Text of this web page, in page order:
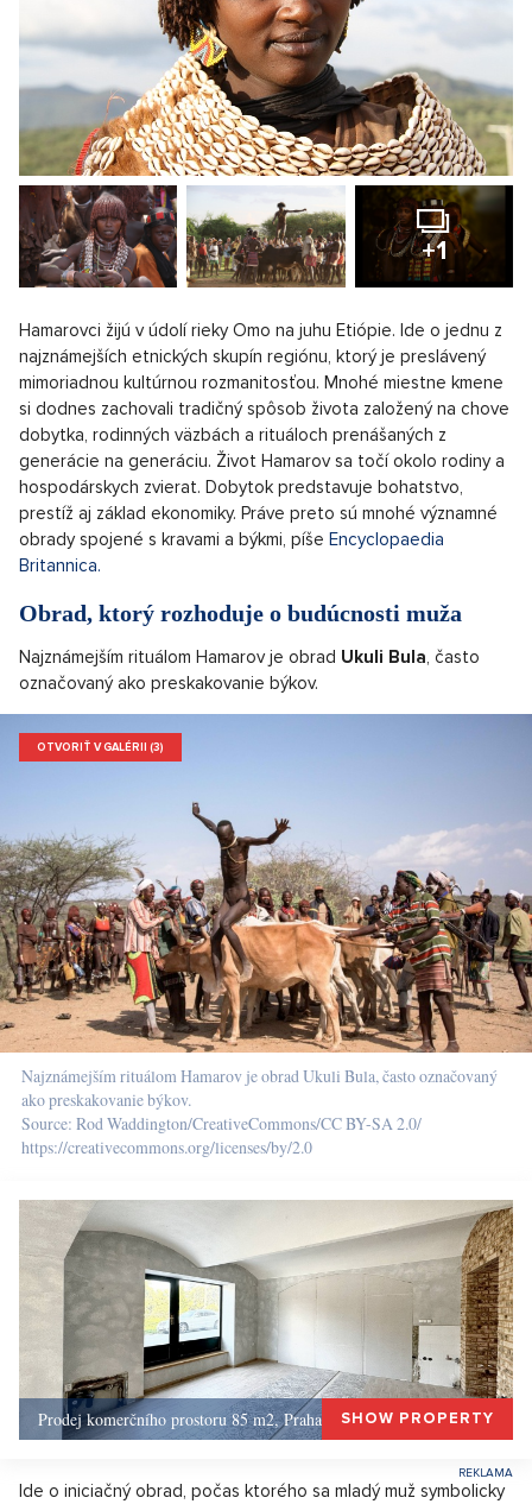
+1
Hamarovci žijú v údolí rieky Omo na juhu Etiópie. Ide o jednu z
najznámejších etnických skupín regiónu, ktorý je preslávený
mimoriadnou kultúrnou rozmanitosťou. Mnohé miestne kmene
si dodnes zachovali tradičný spôsob života založený na chove
dobytka, rodinných väzbách a rituáloch prenášaných z
generácie na generáciu. Život Hamarov sa točí okolo rodiny a
hospodárskych zvierat. Dobytok predstavuje bohatstvo,
prestíž aj základ ekonomiky. Práve preto sú mnohé významné
obrady spojené s kravami a býkmi, píše Encyclopaedia
Britannica.
Obrad, ktorý rozhoduje o budúcnosti muža
Najznámejším rituálom Hamarov je obrad Ukuli Bula , často
označovaný ako preskakovanie býkov.
OTVORIŤ V GALÉRII (3)
Najznámejším rituálom Hamarov je obrad Ukuli Bula, často označovaný
ako preskakovanie býkov.
Source: Rod Waddington/CreativeCommons/CC BY-SA 2.0/
https://creativecommons.org/licenses/by/2.0
Prodej komerčního prostoru 85 m2, Praha 1, Praha 1SHOW PROPERTY
Ide o iniciačný obrad, počas ktorého sa mladý muž symbolicky